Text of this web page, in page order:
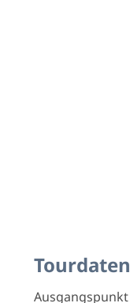
Tourdaten
Ausgangspunkt